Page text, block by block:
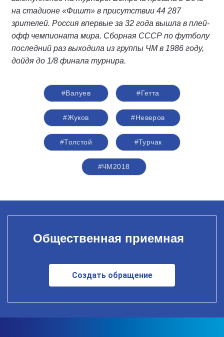
на стадионе «Фишт» в присутствии 44 287
зрителей. Россия впервые за 32 года вышла в плей-
офф чемпионата мира. Сборная СССР по футболу
последний раз выходила из группы ЧМ в 1986 году,
дойдя до 1/8 финала турнира.
#Валуев #Гетта
#Жуков #Неверов
#Толстой #Турчак
#ЧМ2018
Общественная приемная
Создать обращение